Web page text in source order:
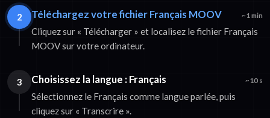
2 Téléchargez votre fichier Français MOOV ~1 min
Cliquez sur « Télécharger » et localisez le fichier Français
MOOV sur votre ordinateur.
3 Choisissez la langue : Français ~10 s
Sélectionnez le Français comme langue parlée, puis
cliquez sur « Transcrire ».